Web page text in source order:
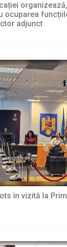
ocuparea
adjunct
în vizită la